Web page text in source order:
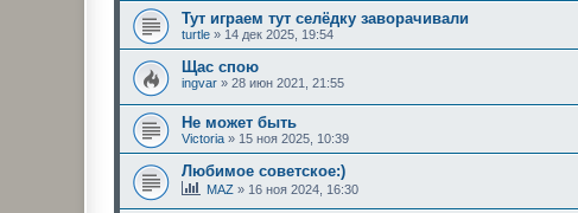
Тут играем тут селёдку заворачивали
turtle » 14 дек 2025, 19:54
Щас спою
ingvar » 28 июн 2021, 21:55
Не может быть
Victoria » 15 ноя 2025, 10:39
Любимое советское:)
MAZ » 16 ноя 2024, 16:30